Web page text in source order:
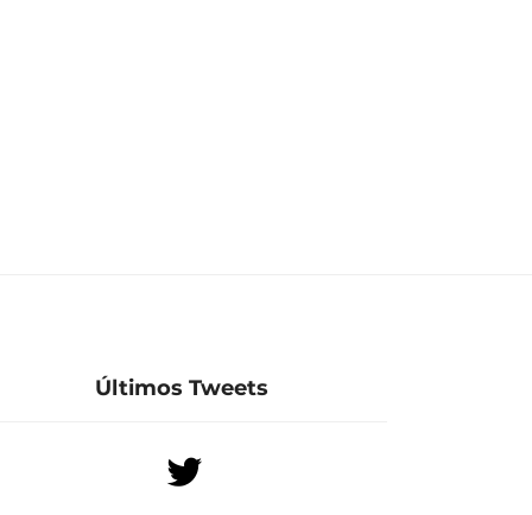
Últimos Tweets